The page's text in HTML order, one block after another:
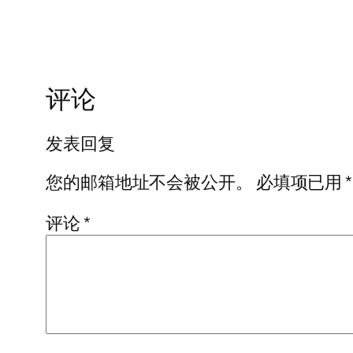
评论
发表回复
您的邮箱地址不会被公开。
必填项已用*
评论*